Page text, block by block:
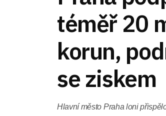
téměř 20
korun,
se ziskem
Hlavní město Praha loni